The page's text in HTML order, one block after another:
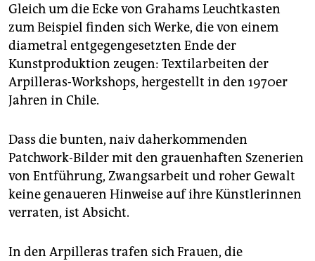
Gleich um die Ecke von Grahams Leuchtkasten
zum Beispiel finden sich Werke, die von einem
diametral entgegengesetzten Ende der
Kunstproduktion zeugen: Textilarbeiten der
Arpilleras-Workshops, hergestellt in den 1970er
Jahren in Chile.
Dass die bunten, naiv daherkommenden
Patchwork-Bilder mit den grauenhaften Szenerien
von Entführung, Zwangsarbeit und roher Gewalt
keine genaueren Hinweise auf ihre Künstlerinnen
verraten, ist Absicht.
In den Arpilleras trafen sich Frauen, die